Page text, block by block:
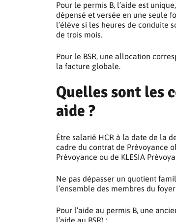
Pour le permis B, l’aide est
dépensé et versée en une seule
l’élève si les heures de conduite
de trois mois.
Pour le BSR, une allocation
la facture globale.
Quelles sont les
aide ?
Être salarié HCR à la date de la
cadre du contrat de Prévoyance
Prévoyance ou de KLESIA
Ne pas dépasser un quotient
l’ensemble des membres du
Pour l’aide au permis B, une
l’aide au BSR) :